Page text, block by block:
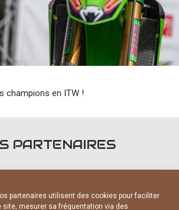
partenaires utilisent des cookies pour faciliter
site, mesurer sa fréquentation via des
champions en ITW !
PARTENAIRES